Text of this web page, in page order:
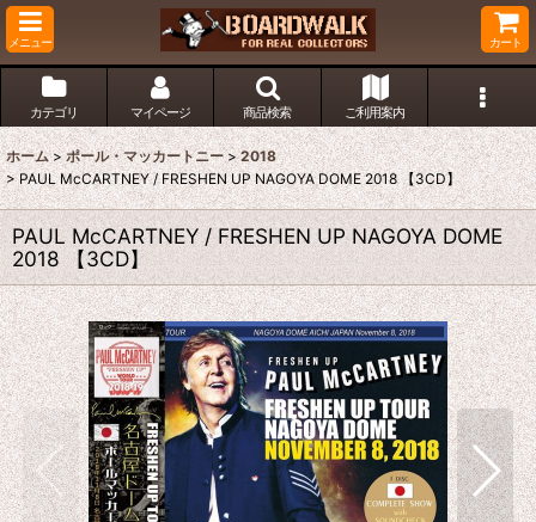
メニュー カート
カテゴリ マイページ 商品検索 ご利用案内
ホーム > ポール・マッカートニー > 2018
> PAUL McCARTNEY / FRESHEN UP NAGOYA DOME 2018 【3CD】
PAUL McCARTNEY / FRESHEN UP NAGOYA DOME
2018 【3CD】